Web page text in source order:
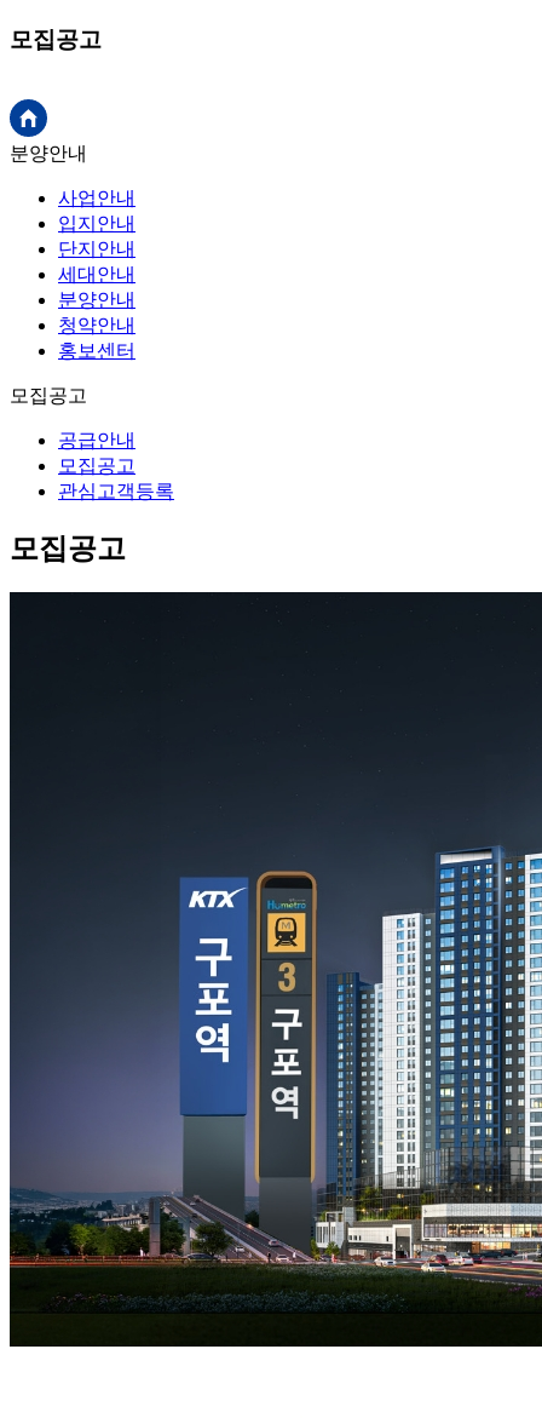
모집공고
분양안내
사업안내
입지안내
단지안내
세대안내
분양안내
청약안내
홍보센터
모집공고
공급안내
모집공고
관심고객등록
모집공고